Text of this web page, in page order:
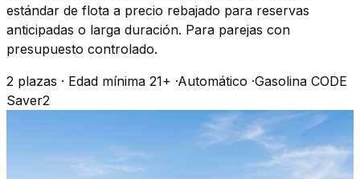
estándar de flota a precio rebajado para reservas
anticipadas o larga duración. Para parejas con
presupuesto controlado.
2 plazas · Edad mínima 21+ ·Automático ·Gasolina CODE
Saver2